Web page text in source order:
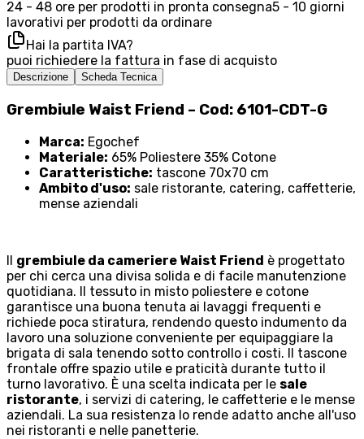
24 - 48 ore per prodotti in pronta consegna5 - 10 giorni
lavorativi per prodotti da ordinare
Hai la partita IVA?
puoi richiedere la fattura in fase di acquisto
Descrizione Scheda Tecnica
Grembiule Waist Friend – Cod: 6101-CDT-G
Marca: Egochef
Materiale: 65% Poliestere 35% Cotone
Caratteristiche: tascone 70x70 cm
Ambito d'uso: sale ristorante, catering, caffetterie,
mense aziendali
Il grembiule da cameriere Waist Friend è progettato
per chi cerca una divisa solida e di facile manutenzione
quotidiana. Il tessuto in misto poliestere e cotone
garantisce una buona tenuta ai lavaggi frequenti e
richiede poca stiratura, rendendo questo indumento da
lavoro una soluzione conveniente per equipaggiare la
brigata di sala tenendo sotto controllo i costi. Il tascone
frontale offre spazio utile e praticità durante tutto il
turno lavorativo. È una scelta indicata per le sale
ristorante, i servizi di catering, le caffetterie e le mense
aziendali. La sua resistenza lo rende adatto anche all'uso
nei ristoranti e nelle panetterie.